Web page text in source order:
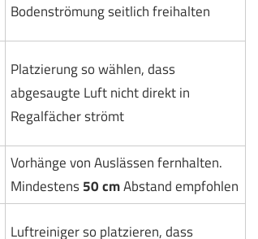
Bodenströmung seitlich freihalten
Platzierung so wählen, dass
abgesaugte Luft nicht direkt in
Regalfächer strömt
Vorhänge von Auslässen fernhalten.
Mindestens50 cmAbstand empfohlen
Luftreiniger so platzieren, dass